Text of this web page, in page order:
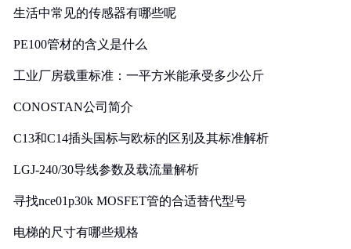
生活中常见的传感器有哪些呢
PE100管材的含义是什么
工业厂房载重标准：一平方米能承受多少公斤
CONOSTAN公司简介
C13和C14插头国标与欧标的区别及其标准解析
LGJ-240/30导线参数及载流量解析
寻找nce01p30k MOSFET管的合适替代型号
电梯的尺寸有哪些规格